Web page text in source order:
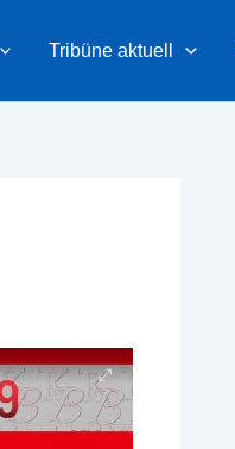
Tribüne aktuell